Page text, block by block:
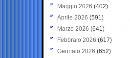
Maggio 2026 (402)
Aprile 2026 (591)
Marzo 2026 (641)
Febbraio 2026 (617)
Gennaio 2026 (652)